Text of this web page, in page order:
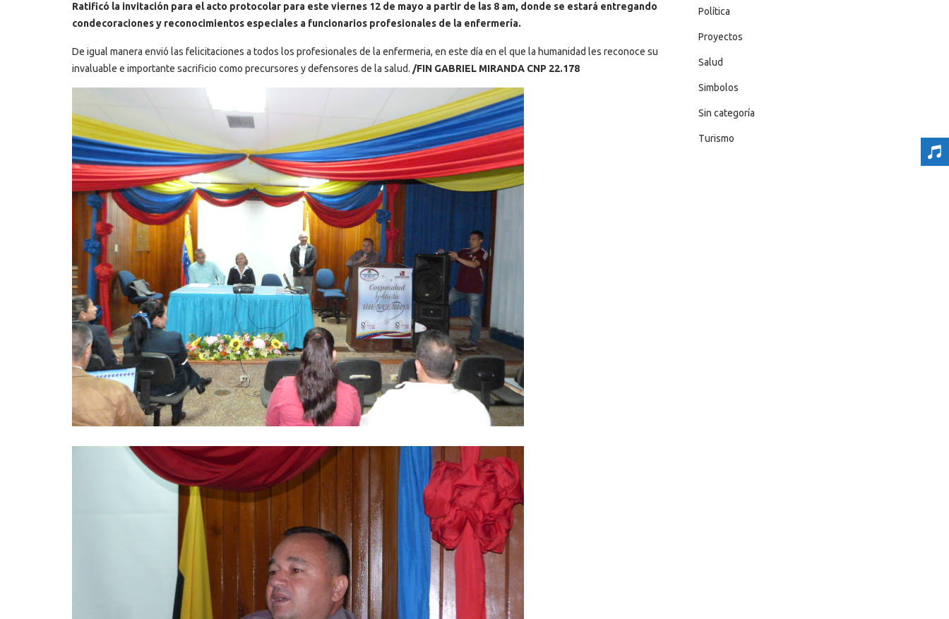
Ratificó la invitación para el acto protocolar para este viernes 12 de mayo a partir de las 8 am, donde se estará entregando
condecoraciones y reconocimientos especiales a funcionarios profesionales de la enfermería.
De igual manera envió las felicitaciones a todos los profesionales de la enfermeria, en este día en el que la humanidad les reconoce su
invaluable e importante sacrificio como precursores y defensores de la salud. /FIN GABRIEL MIRANDA CNP 22.178
Política
Proyectos
Salud
Simbolos
Sin categoría
Turismo